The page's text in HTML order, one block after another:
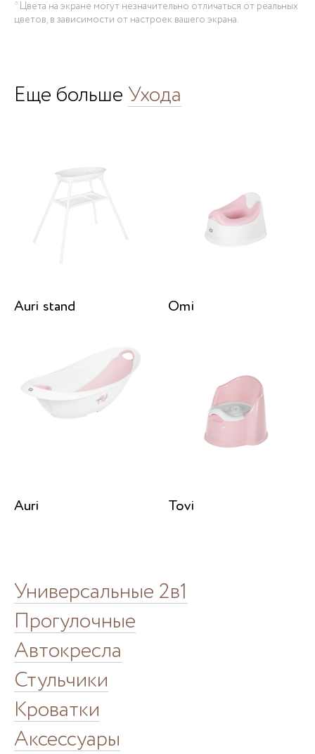
* Цвета на экране могут незначительно отличаться от реальных
цветов, в зависимости от настроек вашего экрана.
Еще больше Ухода
Auri stand Omi
Auri Tovi
Универсальные 2в1
Прогулочные
Автокресла
Стульчики
Кроватки
Аксессуары